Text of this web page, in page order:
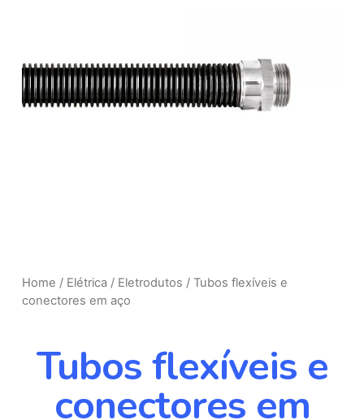
Home / Elétrica / Eletrodutos / Tubos flexíveis e
conectores em aço
Tubos flexíveis e
conectores em